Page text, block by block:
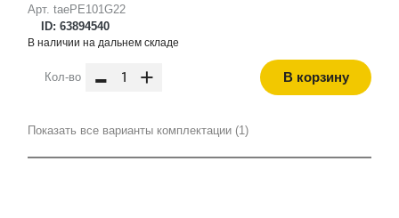
Арт. taePE101G22
ID: 63894540
В наличии на дальнем складе
Кол-во - + В корзину
Показать все варианты комплектации (1)